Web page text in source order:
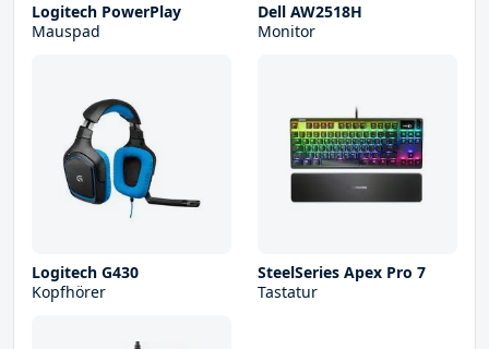
Logitech PowerPlay
Mauspad
Dell AW2518H
Monitor
Logitech G430
Kopfhörer
SteelSeries Apex Pro 7
Tastatur